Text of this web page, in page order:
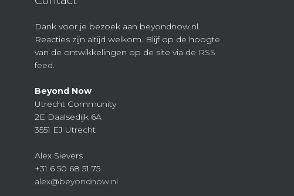
Dank voor je bezoek aan beyondnow.nl.
Reacties zijn altijd welkom. Blijf op de hoogte
van de ontwikkelingen op de site via de RSS
feed.
Beyond Now
Utrecht Community
2E Daalsedijk 6A
3551 EJ Utrecht
Alex Sievers
+31 6 50 68 51 75
alex@beyondnow.nl